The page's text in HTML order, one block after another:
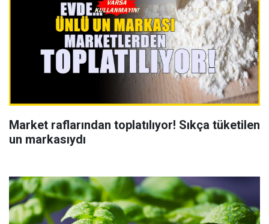
Market raflarından toplatılıyor! Sıkça tüketilen
un markasıydı